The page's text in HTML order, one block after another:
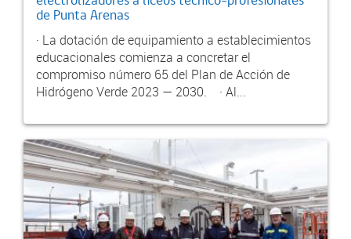
de Punta Arenas
· La dotación de equipamiento a establecimientos
educacionales comienza a concretar el
compromiso número 65 del Plan de Acción de
Hidrógeno Verde 2023 — 2030. · Al...